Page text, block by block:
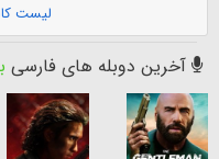
لیست
آخرین دوبله های فارسی